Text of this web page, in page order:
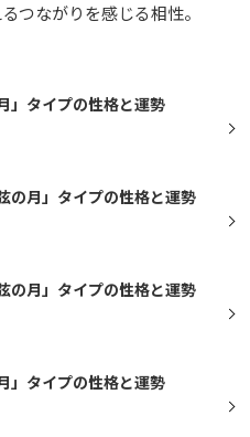
つながりを感じる相性。
」タイプの性格と運勢
の月」タイプの性格と運勢
の月」タイプの性格と運勢
」タイプの性格と運勢